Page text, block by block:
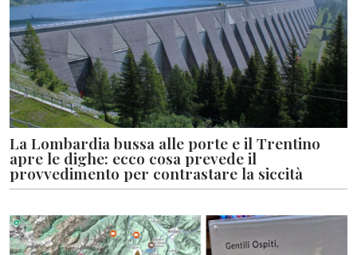
La Lombardia bussa alle porte e il Trentino
apre le dighe: ecco cosa prevede il
provvedimento per contrastare la siccità